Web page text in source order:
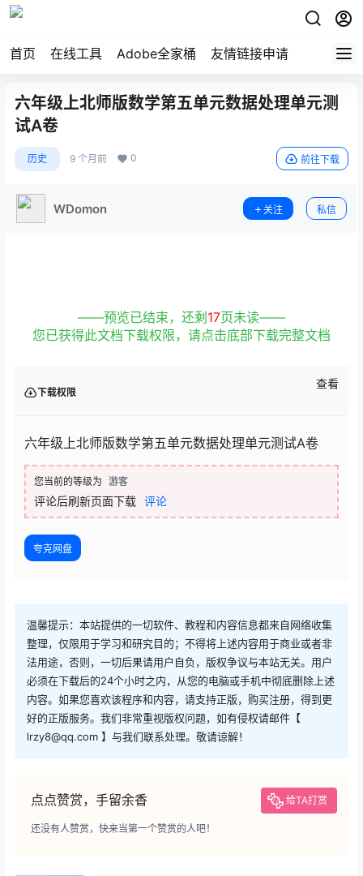
首页 在线工具 Adobe全家桶 友情链接申请
六年级上北师版数学第五单元数据处理单元测
试A卷
历史 9 个月前 0 前往下载
WDomon 关注 私信
——预览已结束，还剩 17页未读——
您已获得此文档下载权限，请点击底部下载完整文档
下载权限
查看
六年级上北师版数学第五单元数据处理单元测试A卷
您当前的等级为 游客
评论后刷新页面下载 评论
夸克网盘
温馨提示：本站提供的一切软件、教程和内容信息都来自网络收集
整理，仅限用于学习和研究目的；不得将上述内容用于商业或者非
法用途，否则，一切后果请用户自负，版权争议与本站无关。用户
必须在下载后的24个小时之内，从您的电脑或手机中彻底删除上述
内容。如果您喜欢该程序和内容，请支持正版，购买注册，得到更
好的正版服务。我们非常重视版权问题，如有侵权请邮件【
lrzy8@qq.com 】与我们联系处理。敬请谅解！
点点赞赏，手留余香 给TA打赏
还没有人赞赏，快来当第一个赞赏的人吧！